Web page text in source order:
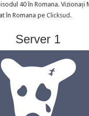
40 în Romana. Vizionați
în Romana peClicksud .
Server 1